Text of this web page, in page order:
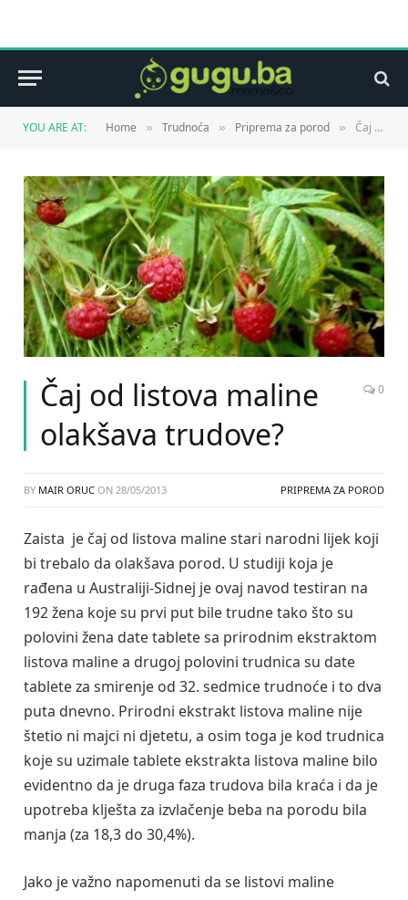
YOU ARE AT: Home » Trudnoća » Priprema za porod » Čaj od listova maline olakšava trudove?
Čaj od listova maline
olakšava trudove?
0
BY MAIR ORUC ON 28/05/2013 PRIPREMA ZA POROD
Zaista je čaj od listova maline stari narodni lijek koji
bi trebalo da olakšava porod. U studiji koja je
rađena u Australiji-Sidnej je ovaj navod testiran na
192 žena koje su prvi put bile trudne tako što su
polovini žena date tablete sa prirodnim ekstraktom
listova maline a drugoj polovini trudnica su date
tablete za smirenje od 32. sedmice trudnoće i to dva
puta dnevno. Prirodni ekstrakt listova maline nije
štetio ni majci ni djetetu, a osim toga je kod trudnica
koje su uzimale tablete ekstrakta listova maline bilo
evidentno da je druga faza trudova bila kraća i da je
upotreba klješta za izvlačenje beba na porodu bila
manja (za 18,3 do 30,4%).
Jako je važno napomenuti da se listovi maline